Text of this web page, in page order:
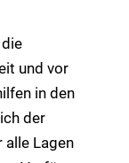
und vor
in den
der
Lagen